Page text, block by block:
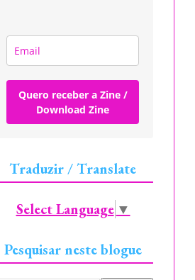
Quero receber a Zine /
Download Zine
Traduzir / Translate
Select Language ▼
Pesquisar neste blogue